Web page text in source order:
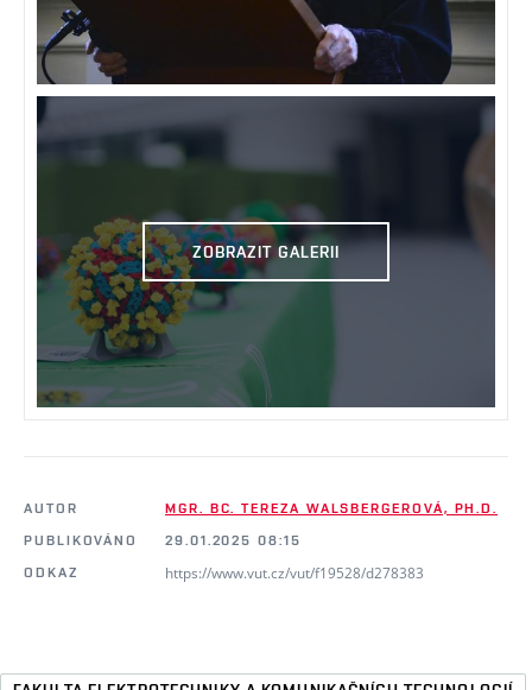
ZOBRAZIT GALERII
AUTOR
MGR. BC. TEREZA WALSBERGEROVÁ, PH.D.
PUBLIKOVÁNO
29.01.2025 08:15
ODKAZ
https://www.vut.cz/vut/f19528/d278383